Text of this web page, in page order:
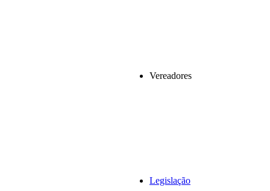
Vereadores
Legislação